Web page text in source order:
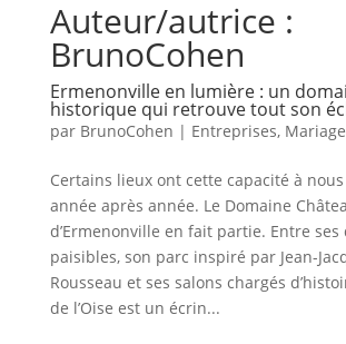
Auteur/autrice :
BrunoCohen
Ermenonville en lumière : un
historique qui retrouve tout son
par BrunoCohen | Entreprises,
Certains lieux ont cette capacité à
année après année. Le Domaine
d’Ermenonville en fait partie. Entre ses
paisibles, son parc inspiré par Jean-
Rousseau et ses salons chargés
de l’Oise est un écrin...